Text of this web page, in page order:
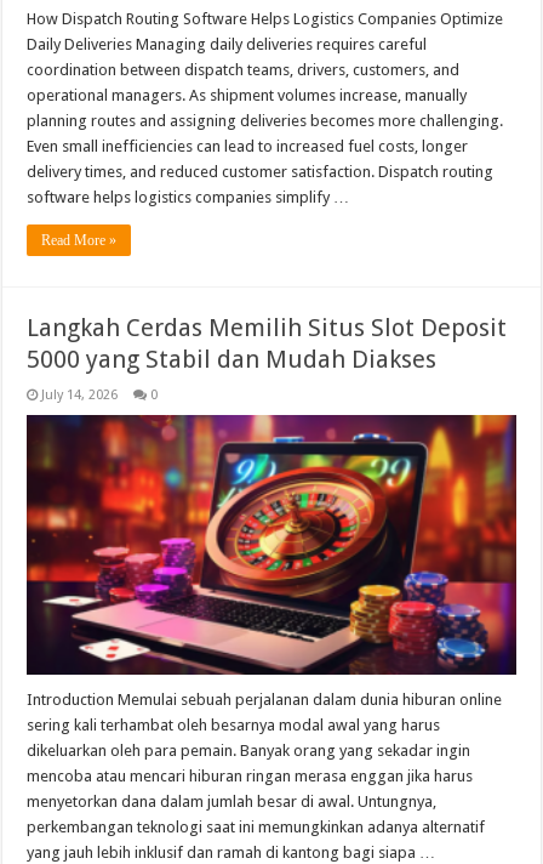
How Dispatch Routing Software Helps Logistics Companies Optimize
Daily Deliveries Managing daily deliveries requires careful
coordination between dispatch teams, drivers, customers, and
operational managers. As shipment volumes increase, manually
planning routes and assigning deliveries becomes more challenging.
Even small inefficiencies can lead to increased fuel costs, longer
delivery times, and reduced customer satisfaction. Dispatch routing
software helps logistics companies simplify …
Read More »
Langkah Cerdas Memilih Situs Slot Deposit
5000 yang Stabil dan Mudah Diakses
July 14, 2026 0
Introduction Memulai sebuah perjalanan dalam dunia hiburan online
sering kali terhambat oleh besarnya modal awal yang harus
dikeluarkan oleh para pemain. Banyak orang yang sekadar ingin
mencoba atau mencari hiburan ringan merasa enggan jika harus
menyetorkan dana dalam jumlah besar di awal. Untungnya,
perkembangan teknologi saat ini memungkinkan adanya alternatif
yang jauh lebih inklusif dan ramah di kantong bagi siapa …